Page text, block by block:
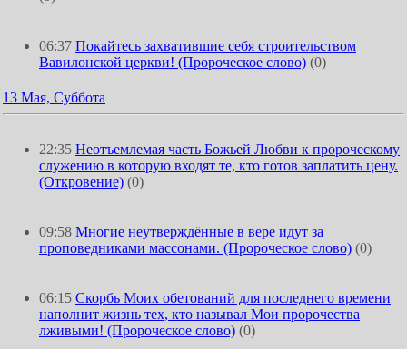
06:37 Покайтесь захватившие себя строительством
Вавилонской церкви! (Пророческое слово) (0)
13 Мая, Суббота
22:35 Неотъемлемая часть Божьей Любви к пророческому
служению в которую входят те, кто готов заплатить цену.
(Откровение) (0)
09:58 Многие неутверждённые в вере идут за
проповедниками массонами. (Пророческое слово) (0)
06:15 Скорбь Моих обетований для последнего времени
наполнит жизнь тех, кто называл Мои пророчества
лживыми! (Пророческое слово) (0)